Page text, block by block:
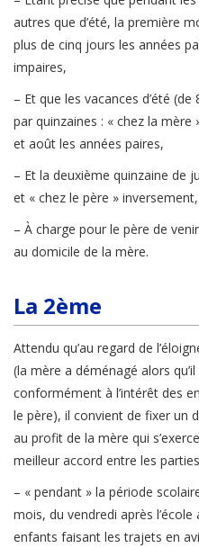
autres que d’été, la première
plus de cinq jours les années
impaires,
– Et que les vacances d’été
par quinzaines : « chez la
et août les années paires,
– Et la deuxième quinzaine de
et « chez le père » inversement,
– À charge pour le père de
au domicile de la mère.
La 2ème
Attendu qu’au regard de
(la mère a déménagé alors
conformément à l’intérêt des
le père), il convient de fixer un
au profit de la mère qui
meilleur accord entre les
– « pendant » la période
mois, du vendredi après
enfants faisant les trajets en